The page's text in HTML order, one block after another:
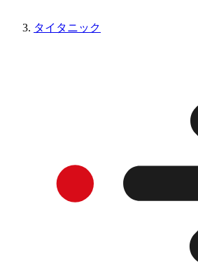
タイタニック